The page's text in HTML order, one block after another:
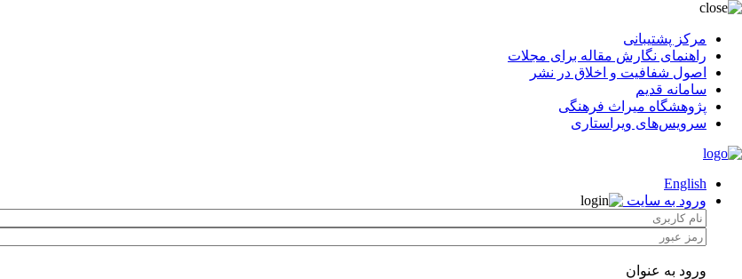
مرکز پشتیبانی
راهنمای نگارش مقاله برای مجلات
اصول شفافیت و اخلاق در نشر
سامانه قدیم
پژوهشگاه میراث فرهنگی
سرویس‌های ویراستاری
English
ورود به سایت
ورود به عنوان